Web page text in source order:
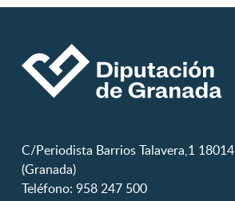
C/Periodista Barrios Talavera,1 18014
(Granada)
Teléfono: 958 247 500